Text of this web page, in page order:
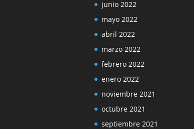
junio 2022
mayo 2022
abril 2022
marzo 2022
febrero 2022
enero 2022
noviembre 2021
octubre 2021
septiembre 2021